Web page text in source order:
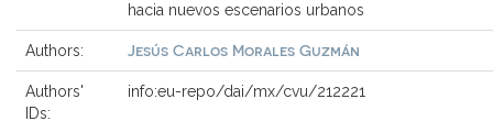
hacia nuevos escenarios urbanos
Authors: Jesús Carlos Morales Guzmán
Authors'
IDs:
info:eu-repo/dai/mx/cvu/212221